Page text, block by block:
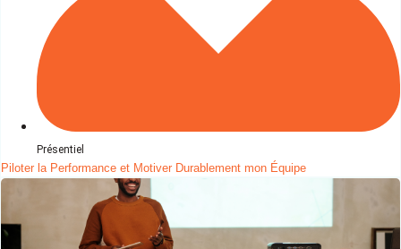
Présentiel
Piloter la Performance et Motiver Durablement mon Équipe